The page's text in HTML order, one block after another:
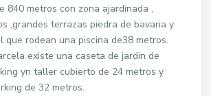
840 metros con zona ajardinada ,
,grandes terrazas piedra de bavaria y
que rodean una piscina de38 metros.
existe una caseta de jardin de
yn taller cubierto de 24 metros y
de 32 metros.